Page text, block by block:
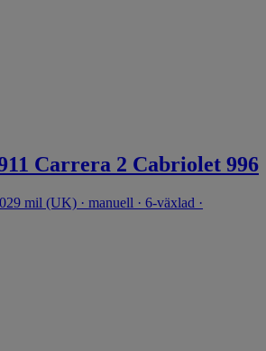
Carrera 2 Cabriolet 996
mil (UK) · manuell · 6-växlad ·